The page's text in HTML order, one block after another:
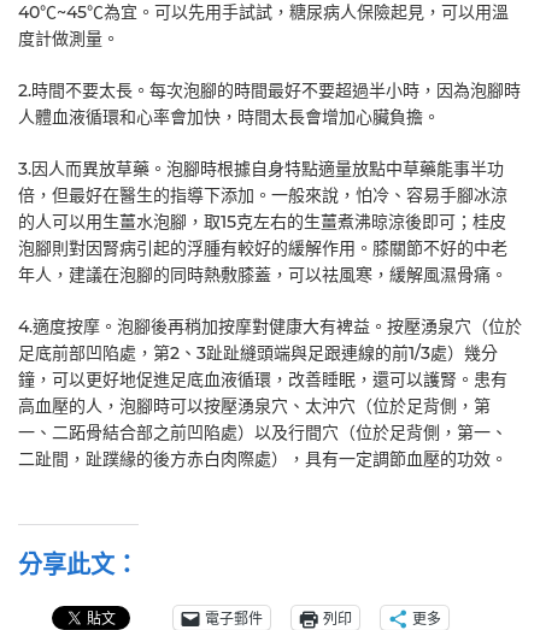
40℃~45℃為宜。可以先用手試試，糖尿病人保險起見，可以用溫
度計做測量。
2.時間不要太長。每次泡腳的時間最好不要超過半小時，因為泡腳時
人體血液循環和心率會加快，時間太長會增加心臟負擔。
3.因人而異放草藥。泡腳時根據自身特點適量放點中草藥能事半功
倍，但最好在醫生的指導下添加。一般來說，怕冷、容易手腳冰涼
的人可以用生薑水泡腳，取15克左右的生薑煮沸晾涼後即可；桂皮
泡腳則對因腎病引起的浮腫有較好的緩解作用。膝關節不好的中老
年人，建議在泡腳的同時熱敷膝蓋，可以祛風寒，緩解風濕骨痛。
4.適度按摩。泡腳後再稍加按摩對健康大有裨益。按壓湧泉穴（位於
足底前部凹陷處，第2、3趾趾縫頭端與足跟連線的前1/3處）幾分
鐘，可以更好地促進足底血液循環，改善睡眠，還可以護腎。患有
高血壓的人，泡腳時可以按壓湧泉穴、太沖穴（位於足背側，第
一、二跖骨結合部之前凹陷處）以及行間穴（位於足背側，第一、
二趾間，趾蹼緣的後方赤白肉際處），具有一定調節血壓的功效。
分享此文：
電子郵件 列印 更多